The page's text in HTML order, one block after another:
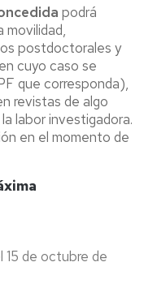
podrá
movilidad,
postdoctorales y
cuyo caso se
que corresponda),
revistas de algo
labor investigadora.
en el momento de
de octubre de